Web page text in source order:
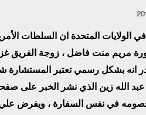
الولايات المتحدة ان السلطات
مريم منت فاضل ، زوجة الفريق
انه بشكل رسمي تعتبر المستشارة
عبد الله زين الذي نشر الخبر على
في نفس السفارة ، ويفرض علي